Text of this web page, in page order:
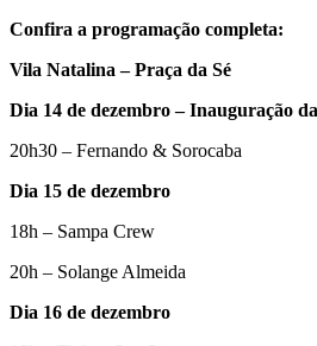
Confira a programação completa:
Vila Natalina – Praça da Sé
Dia 14 de dezembro – Inauguração
20h30 – Fernando & Sorocaba
Dia 15 de dezembro
18h – Sampa Crew
20h – Solange Almeida
Dia 16 de dezembro